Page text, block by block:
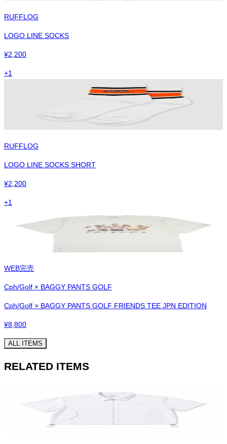
RUFFLOG
LOGO LINE SOCKS
¥2,200
+1
RUFFLOG
LOGO LINE SOCKS SHORT
¥2,200
+1
WEB完売
Cph/Golf × BAGGY PANTS GOLF
Cph/Golf × BAGGY PANTS GOLF FRIENDS TEE JPN EDITION
¥8,800
ALL ITEMS
RELATED ITEMS